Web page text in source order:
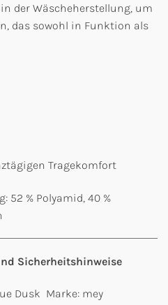
der Wäscheherstellung, um
das sowohl in Funktion als
Tragekomfort
52 % Polyamid, 40 %
Sicherheitshinweise
Dusk Marke: mey